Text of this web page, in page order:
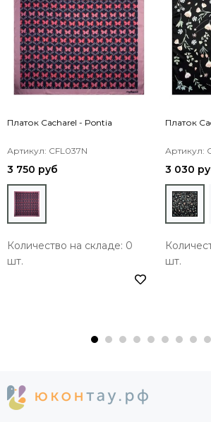
Платок Cacharel - Pontia
Артикул: CFL037N
3 750 руб
Количество на складе: 0
шт.
Платок
Артикул:
3 030
шт.